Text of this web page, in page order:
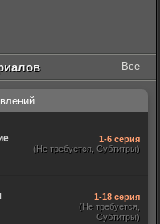
Все
1-6 серия
(Не требуется, Субтитры)
1-18 серия
(Не требуется,
Субтитры)